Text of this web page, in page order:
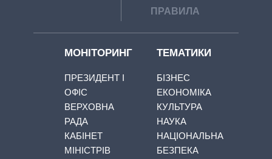
ПРАВИЛА
МОНІТОРИНГ
ПРЕЗИДЕНТ І
ОФІС
ВЕРХОВНА
РАДА
КАБІНЕТ
МІНІСТРІВ
ТЕМАТИКИ
БІЗНЕС
ЕКОНОМІКА
КУЛЬТУРА
НАУКА
НАЦІОНАЛЬНА
БЕЗПЕКА